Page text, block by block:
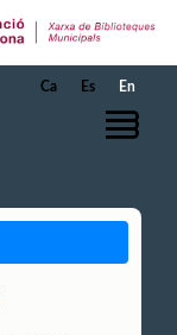
Ca Es En